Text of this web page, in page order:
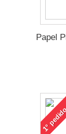
Papel
1°